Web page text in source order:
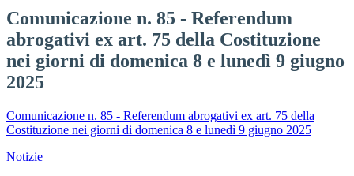
Comunicazione n. 85 - Referendum
abrogativi ex art. 75 della Costituzione
nei giorni di domenica 8 e lunedì 9 giugno
2025
Comunicazione n. 85 - Referendum abrogativi ex art. 75 della
Costituzione nei giorni di domenica 8 e lunedì 9 giugno 2025
Notizie